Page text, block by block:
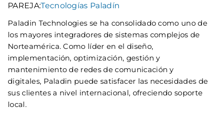
PAREJA:Tecnologías Paladín
Paladin Technologies se ha consolidado como uno de
los mayores integradores de sistemas complejos de
Norteamérica. Como líder en el diseño,
implementación, optimización, gestión y
mantenimiento de redes de comunicación y
digitales, Paladin puede satisfacer las necesidades de
sus clientes a nivel internacional, ofreciendo soporte
local.